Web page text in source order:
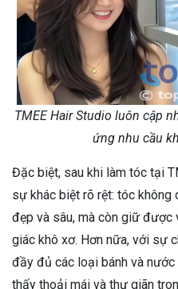
TMEE Hair Studio luôn cập
ứng nhu cầu
Đặc biệt, sau khi làm tóc tại
sự khác biệt rõ rệt: tóc không
đẹp và sâu, mà còn giữ được
giác khô xơ. Hơn nữa, với sự
đầy đủ các loại bánh và
thấy thoải mái và thư giãn